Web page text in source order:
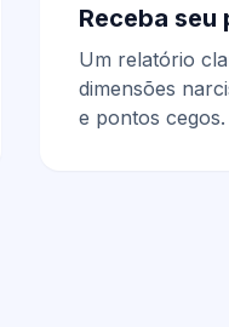
Receba seu
Um relatório
dimensões
e pontos cegos.